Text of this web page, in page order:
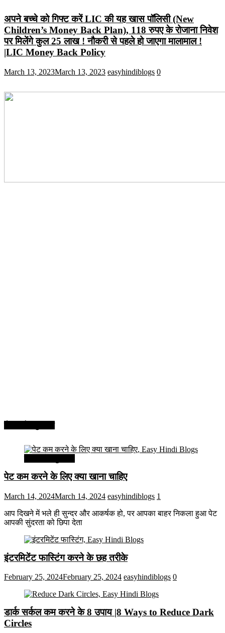
अपने बच्चे को गिफ्ट करें LIC की यह खास पॉलिसी (New
Children’s Money Back Plan), 118 रुपए के रोजाना निवेश
पर मिलेंगे कुल 25 लाख ! नौकरी से पहले हो जाएगा मालामाल !
|LIC Money Back Policy
March 13, 2023March 13, 2023 easyhindiblogs 0
पेट कम करने के लिए क्या खाना चाहिए
March 14, 2024March 14, 2024 easyhindiblogs 1
आप दिखने में भले ही सुन्दर और आकर्षक हो, पर आपका बाहर निकला हुआ पेट
आपकी सुंदरता को छिपा देता
इंटरमिटेंट फास्टिंग करने के छह तरीके
February 25, 2024February 25, 2024 easyhindiblogs 0
डार्क सर्कल कम करने के 8 उपाय |8 Ways to Reduce Dark
Circles